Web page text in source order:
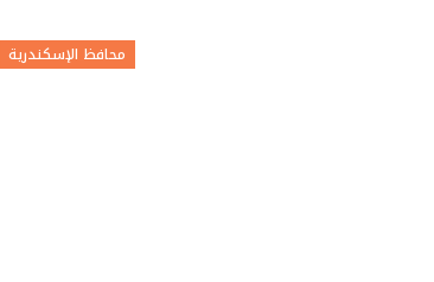
محافظ الإسكندرية